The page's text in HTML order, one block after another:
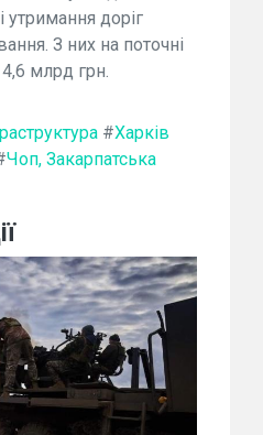
утримання доріг
З них на поточні
млрд грн.
#Харків
Чоп, Закарпатська